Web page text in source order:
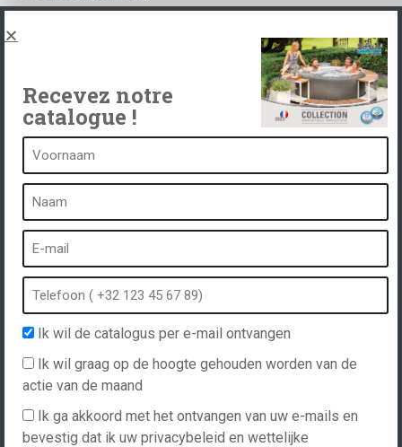
Een kuuroord is...
Wat is een kuuroord?
Bubbelbad
Buiten spa
Spa in de winter
Ingebouwde spa
Spa en hydrotherapie
Recevez notre
catalogue !
Ik wil de catalogus per e-mail ontvangen
Ik wil graag op de hoogte gehouden worden van de
actie van de maand
Ik ga akkoord met het ontvangen van uw e-mails en
bevestig dat ik uw privacybeleid en wettelijke